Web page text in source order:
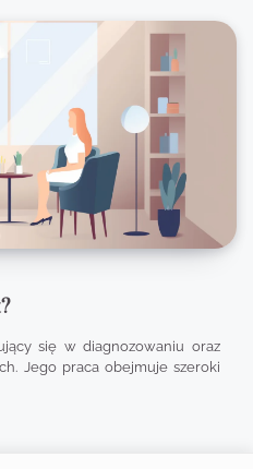
się w diagnozowaniu oraz
Jego praca obejmuje szeroki